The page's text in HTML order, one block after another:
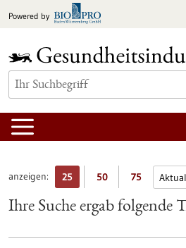
Inhalt
Powered by
anzeigen: 25 50 75
Ihre Suche ergab folgende